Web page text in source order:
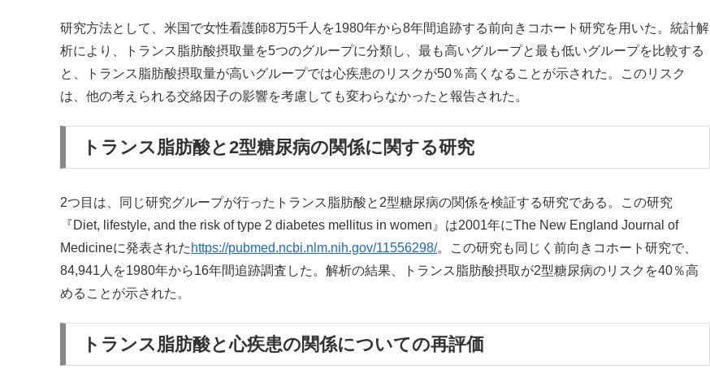
研究方法として、米国で女性看護師8万5千人を1980年から8年間追跡する前向きコホート研究を用いた。統計解
析により、トランス脂肪酸摂取量を5つのグループに分類し、最も高いグループと最も低いグループを比較する
と、トランス脂肪酸摂取量が高いグループでは心疾患のリスクが50％高くなることが示された。このリスク
は、他の考えられる交絡因子の影響を考慮しても変わらなかったと報告された。
トランス脂肪酸と2型糖尿病の関係に関する研究
2つ目は、同じ研究グループが行ったトランス脂肪酸と2型糖尿病の関係を検証する研究である。この研究
『Diet, lifestyle, and the risk of type 2 diabetes mellitus in women』は2001年にThe New England Journal of
Medicineに発表された https://pubmed.ncbi.nlm.nih.gov/11556298/。この研究も同じく前向きコホート研究で、
84,941人を1980年から16年間追跡調査した。解析の結果、トランス脂肪酸摂取が2型糖尿病のリスクを40％高
めることが示された。
トランス脂肪酸と心疾患の関係についての再評価